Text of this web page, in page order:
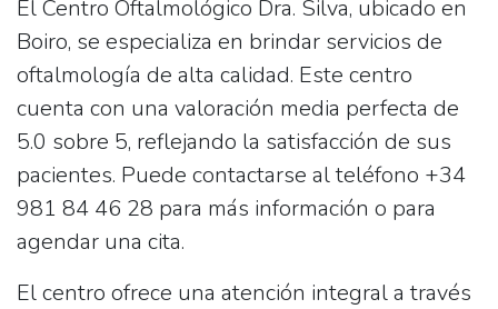
ElCentro Oftalmológico Dra. Silva, ubicado en
Boiro, se especializa en brindar servicios de
oftalmología de alta calidad. Este centro
cuenta con una valoración media perfecta de
5.0 sobre 5, reflejando la satisfacción de sus
pacientes. Puede contactarse al teléfono +34
981 84 46 28 para más información o para
agendar una cita.
El centro ofrece una atención integral a través